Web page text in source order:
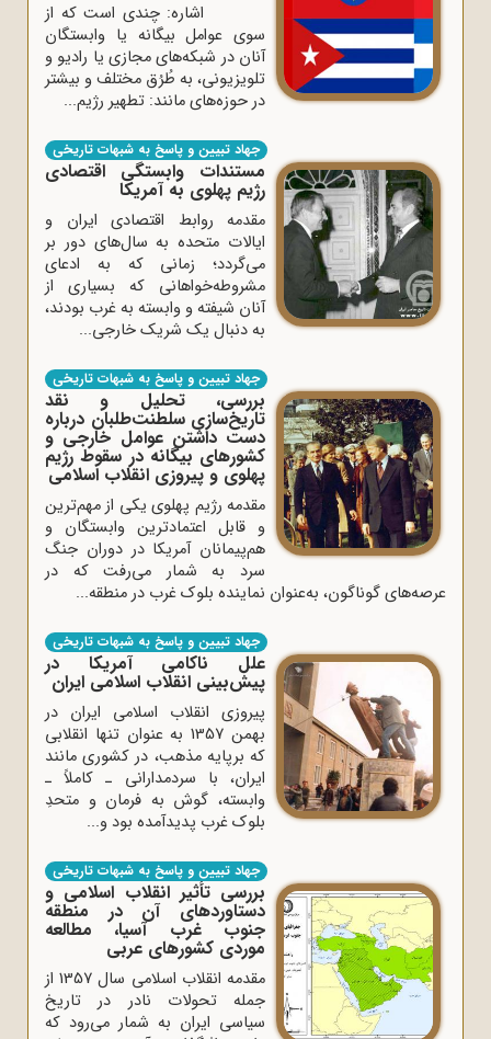
اشاره: چندی است که از
سوی عوامل بیگانه یا وابستگان
آنان در شبکه‌های مجازی یا رادیو و
تلویزیونی، به طُرُق مختلف و بیشتر
در حوزه‌های مانند: تطهیر رژیم...
جهاد تبیین و پاسخ به شبهات تاریخی
مستندات وابستگی اقتصادی
رژیم پهلوی به آمریکا
مقدمه روابط اقتصادی ایران و
ایالات متحده به سال‌های دور بر
می‌گردد‌؛ زمانی که به ادعای
مشروطه‌خواهانی که بسیاری از
آنان شیفته و وابسته به غرب بودند،
به دنبال یک شریک خارجی...
جهاد تبیین و پاسخ به شبهات تاریخی
بررسی، تحلیل و نقد
تاریخ‌سازی سلطنت‌طلبان درباره
دست ‌داشتن عوامل خارجی و
کشورهای بیگانه در سقوط رژیم
پهلوی و پیروزی انقلاب اسلامی
مقدمه رژیم پهلوی یکی از مهم‌ترین
و قابل اعتمادترین وابستگان و
هم‌پیمانان آمریکا در دوران جنگ
سرد به شمار می‌رفت که در
عرصه‌های گوناگون، به‌عنوان نماینده بلوک غرب در منطقه...
جهاد تبیین و پاسخ به شبهات تاریخی
علل ناکامی آمریکا در
پیش‌بینی انقلاب اسلامی ایران
پیروزی انقلاب اسلامی ایران در
بهمن 1357 به عنوان تنها انقلابی
که برپایه مذهب، در کشوری مانند
ایران، با سردمدارانی ـ کاملاً ـ
وابسته، گوش به فرمان و متحدِ
بلوک غرب پدیدآمده بود و...
جهاد تبیین و پاسخ به شبهات تاریخی
بررسی تأثیر انقلاب اسلامی و
دستاوردهای آن در منطقه
جنوب غرب آسیا، مطالعه
موردی کشورهای عربی
مقدمه انقلاب اسلامی سال 1357 از
جمله تحولات نادر در تاریخ
سیاسی ایران به شمار می‌رود که